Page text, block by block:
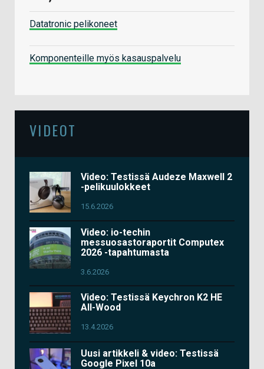
Datatronic pelikoneet
Komponenteille myös kasauspalvelu
VIDEOT
Video: Testissä Audeze Maxwell 2
-pelikuulokkeet
15.6.2026
Video: io-techin
messuosastoraportit Computex
2026 -tapahtumasta
3.6.2026
Video: Testissä Keychron K2 HE
All-Wood
13.4.2026
Uusi artikkeli & video: Testissä
Google Pixel 10a